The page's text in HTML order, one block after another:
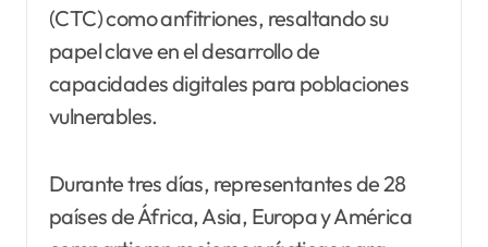
(CTC) como anfitriones, resaltando su
papel clave en el desarrollo de
capacidades digitales para poblaciones
vulnerables.
Durante tres días, representantes de 28
países de África, Asia, Europa y América